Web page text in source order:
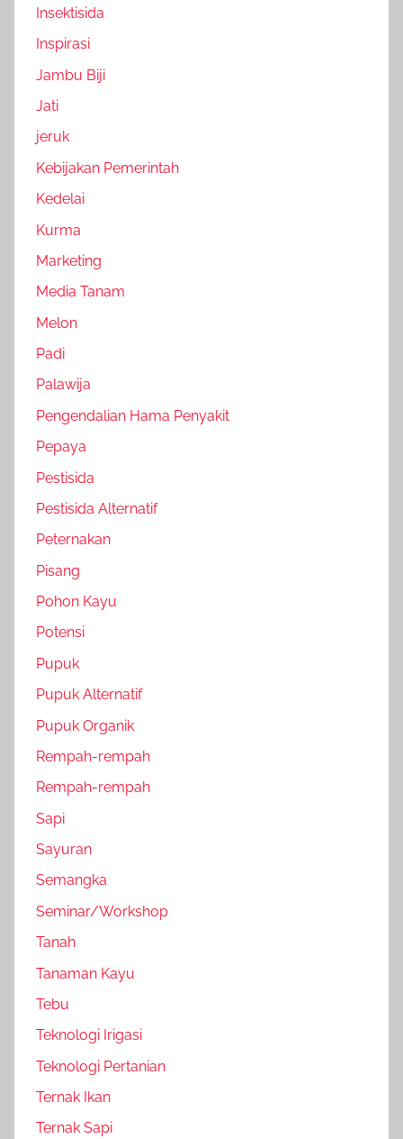
Insektisida
Inspirasi
Jambu Biji
Jati
jeruk
Kebijakan Pemerintah
Kedelai
Kurma
Marketing
Media Tanam
Melon
Padi
Palawija
Pengendalian Hama Penyakit
Pepaya
Pestisida
Pestisida Alternatif
Peternakan
Pisang
Pohon Kayu
Potensi
Pupuk
Pupuk Alternatif
Pupuk Organik
Rempah-rempah
Rempah-rempah
Sapi
Sayuran
Semangka
Seminar/Workshop
Tanah
Tanaman Kayu
Tebu
Teknologi Irigasi
Teknologi Pertanian
Ternak Ikan
Ternak Sapi